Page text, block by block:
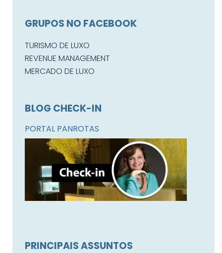
GRUPOS NO FACEBOOK
TURISMO DE LUXO
REVENUE MANAGEMENT
MERCADO DE LUXO
BLOG CHECK-IN
PORTAL PANROTAS
PRINCIPAIS ASSUNTOS